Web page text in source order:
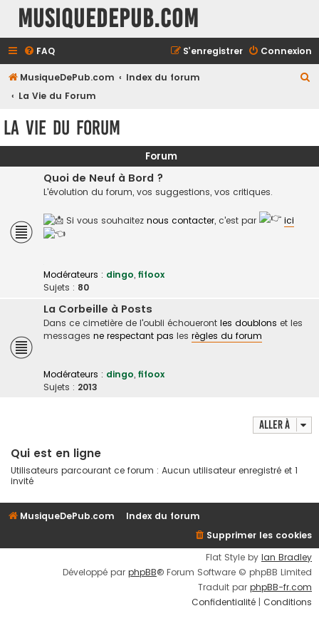
MusiqueDePub.com
FAQ Connexion
S’enregistrer
MusiqueDePub.com
Index du forum
La Vie du Forum
r
La Vie du Forum
Forum
Quoi de Neuf à Bord ?
L'évolution du forum, vos suggestions, vos critiques.
Si vous souhaitez nous contacter, c'est par ici
Modérateurs : dingo, fifoox
Sujets : 80
La Corbeille à Posts
Dans ce cimetière de l'oubli échoueront les doublons et les
messages ne respectant pas les règles du forum
Modérateurs : dingo, fifoox
Sujets : 2013
Aller à
Qui est en ligne
Utilisateurs parcourant ce forum : Aucun utilisateur enregistré et 1
invité
MusiqueDePub.com
Index du forum
Supprimer les cookies
Flat Style by Ian Bradley
Développé par phpBB® Forum Software © phpBB Limited
Traduit par phpBB-fr.com
Confidentialité | Conditions